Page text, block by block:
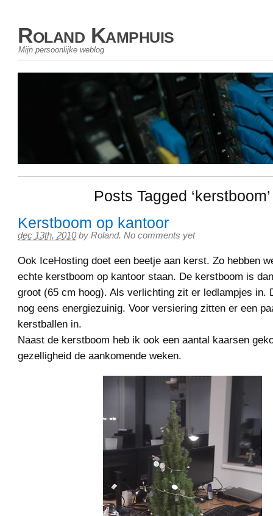
Roland Kamphuis
Mijn persoonlijke weblog
Posts Tagged ‘kerstboom’
Kerstboom op kantoor
dec 13th, 2010 by Roland. No comments yet
Ook IceHosting doet een beetje aan kerst. Zo hebben
echte kerstboom op kantoor staan. De kerstboom is
groot (65 cm hoog). Als verlichting zit er ledlampjes in.
nog eens energiezuinig. Voor versiering zitten er een
kerstballen in.
Naast de kerstboom heb ik ook een aantal kaarsen
gezelligheid de aankomende weken.